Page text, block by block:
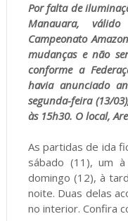
Por falta de
Manauara,
Campeonato
mudanças e não
conforme a
havia anunciado
segunda-feira (13/
às 15h30. O local,
As partidas de ida
sábado (11), um
domingo (12), à
noite. Duas delas
no interior. Confira